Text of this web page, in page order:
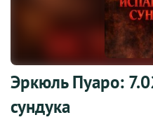
Эркюль Пуаро:
сундука